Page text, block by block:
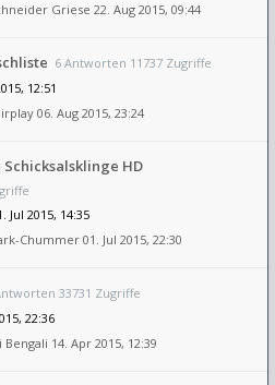
Griese 22. Aug 2015, 09:44
6 Antworten 11737 Zugriffe
12:51
06. Aug 2015, 23:24
HD
Jul 2015, 14:35
Chummer01. Jul 2015, 22:30
33731 Zugriffe
22:36
Bengali 14. Apr 2015, 12:39